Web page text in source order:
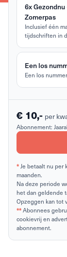
6x
Zomerpas
Inclusief één
tijdschriften in
Een los
Een los
€ 10,- per
Abonnement:
* Je betaalt nu per
maanden.
Na deze periode
het dan geldende
Opzeggen kan tot
**Abonnees
cookievrij en
abonnement.